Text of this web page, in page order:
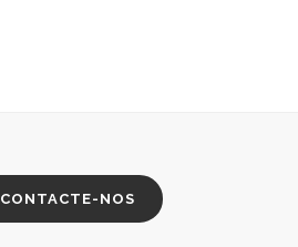
CONTACTE-NOS